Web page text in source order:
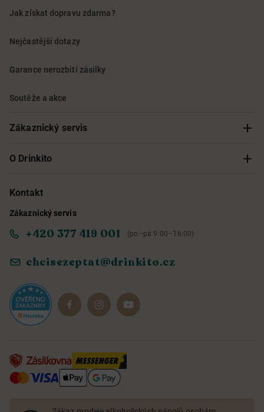
Jak získat dopravu zdarma?
Nejčastější dotazy
Garance nerozbití zásilky
Soutěže a akce
Zákaznický servis
Sledování objednávky
Obchodní podmínky
Ochrana osobních údajů
Reklamace a vrácení
O Drinkito
O nás
Informace o přístupnosti služby
Dárkové sady
Kontakt
Zákaznický servis
+420 377 419 001 (po–pá 9:00–16:00)
chcisezeptat@drinkito.cz